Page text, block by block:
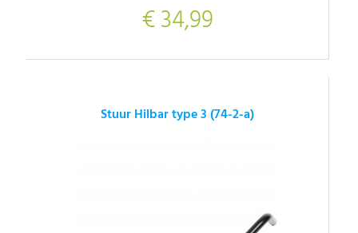
€ 34,99
Stuur Hilbar type 3 (74-2-a)